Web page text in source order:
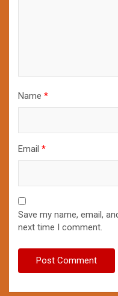
Name *
Email *
Save my name, email,
next time I comment.